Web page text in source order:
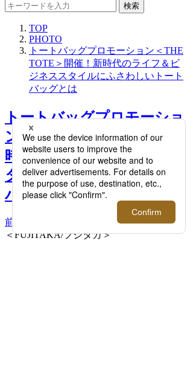
検索
TOP
PHOTO
トートバッグプロモーション＜THE
TOTE＞開催！新時代のライフ＆ビ
ジネススタイルにふさわしいトート
バッグとは
トートバッグプロモーショ
ン＜THE TOTE＞開催！新
時代のライフ＆ビジネスス
タイルにふさわしいトート
バッグとは >>
前へ
＜FUJITAKA/フジタカ＞